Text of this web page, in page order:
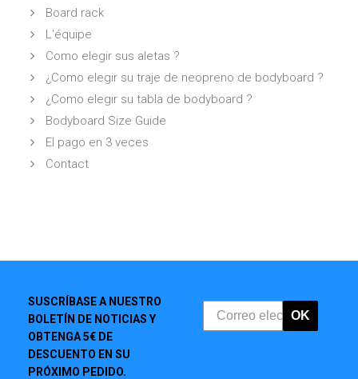
Board rack
L'équipe
Como elegir sus aletas ?
¿Como elegir su traje de neopreno de bodyboard ?
¿Como elegir su tabla de bodyboard ?
Bodyboard Size Guide
El pago en 3 veces
Contact
SUSCRÍBASE A NUESTRO
BOLETÍN DE NOTICIAS Y
OBTENGA 5€ DE
DESCUENTO EN SU
PRÓXIMO PEDIDO.
OK